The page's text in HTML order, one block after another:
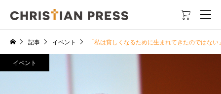

記事 イベント 「私は貧しくなるために生まれてきたのではな
イベント